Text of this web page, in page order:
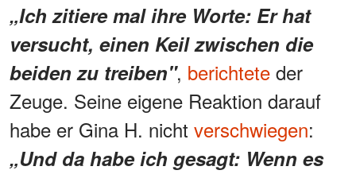
„Ich zitiere mal ihre Worte: Er hat
versucht, einen Keil zwischen die
beiden zu treiben", berichtete der
Zeuge. Seine eigene Reaktion darauf
habe er Gina H. nicht verschwiegen:
„Und da habe ich gesagt: Wenn es